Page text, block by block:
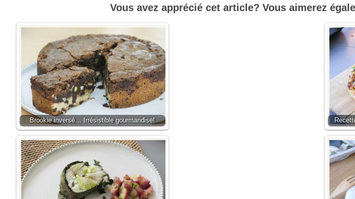
Vous avez apprécié cet article? Vous aimerez
Brookie inversé… Irrésistible gourmandise!